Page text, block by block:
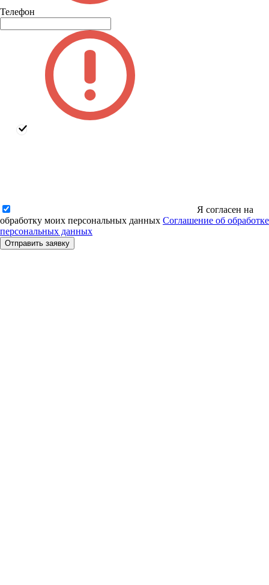
Телефон
Я согласен на
обработку моих персональных данных Соглашение об обработке
персональных данных